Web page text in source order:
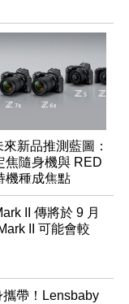
新品推測藍圖：
焦隨身機與 RED
機種成焦點
II 傳將於 9 月
II 可能會較
帶！Lensbaby